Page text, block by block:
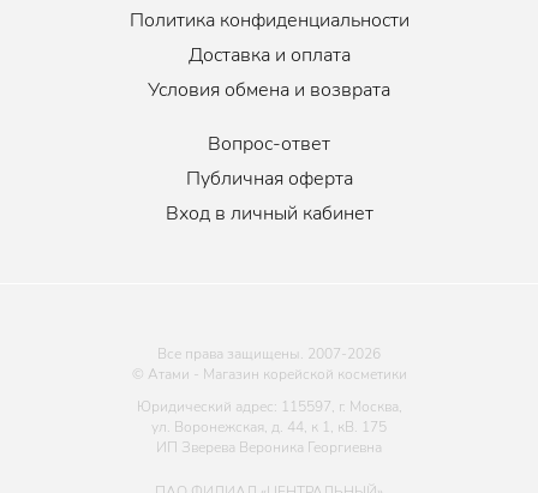
Политика конфиденциальности
Доставка и оплата
Условия обмена и возврата
Вопрос-ответ
Публичная оферта
Вход в личный кабинет
Все права защищены. 2007-2026
© Атами - Магазин корейской косметики
Юридический адрес: 115597, г. Москва,
ул. Воронежская, д. 44, к 1, кВ. 175
ИП Зверева Вероника Георгиевна